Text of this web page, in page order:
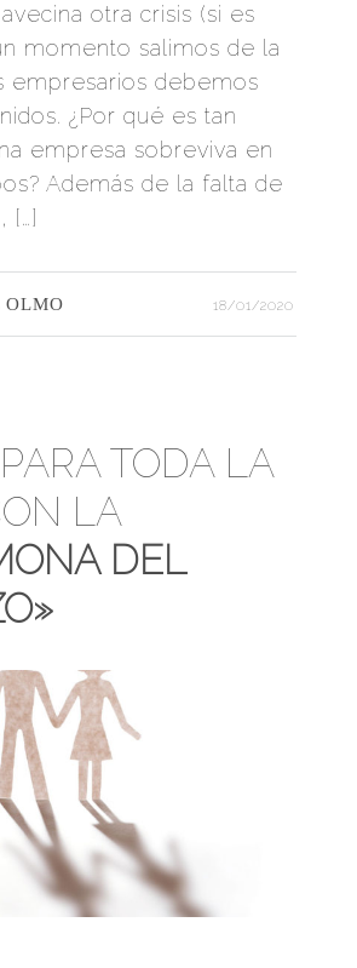
otra crisis (si es
momento salimos de la
empresarios debemos
¿Por qué es tan
empresa sobreviva en
Además de la falta de
[…]
OLMO 18/01/2020
TODA LA
LA
DEL